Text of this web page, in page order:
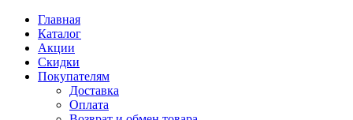
Главная
Каталог
Акции
Скидки
Покупателям
Доставка
Оплата